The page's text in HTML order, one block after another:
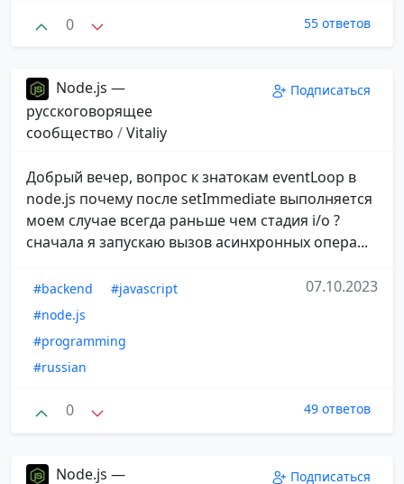
0 55 ответов
Node.js —
русскоговорящее
сообщество /Vitaliy
Подписаться
Добрый вечер, вопрос к знатокам eventLoop в
node.js почему после setImmediate выполняется
моем случае всегда раньше чем стадия i/o ?
сначала я запускаю вызов асинхронных опера...
#backend
#javascript
#node.js
#programming
#russian
07.10.2023
0 49 ответов
Node.js —
Подписаться